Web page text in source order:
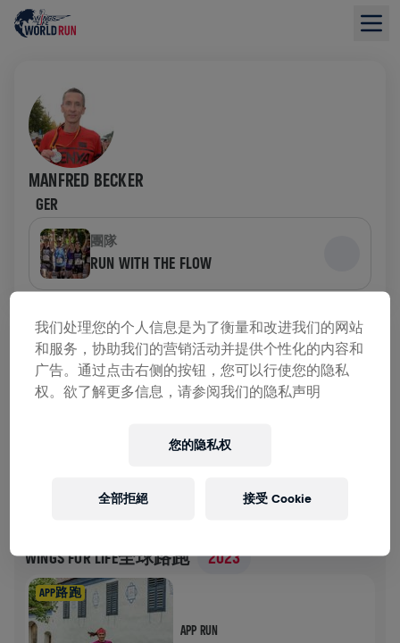
MANFRED BECKER
GER
團隊
RUN WITH THE FLOW
募款概況
已募集 US$0.00 US$0.00 目標
用捐款支持改變！你的每一塊捐款都將貢獻於脊髓研
WINGS FOR LIFE全球路跑 2023
APP路跑
APP RUN
我们处理您的个人信息是为了衡量和改进我们的网站
和服务，协助我们的营销活动并提供个性化的内容和
广告。通过点击右侧的按钮，您可以行使您的隐私
权。欲了解更多信息，请参阅我们的隐私声明
您的隐私权
全部拒絕 接受 Cookie